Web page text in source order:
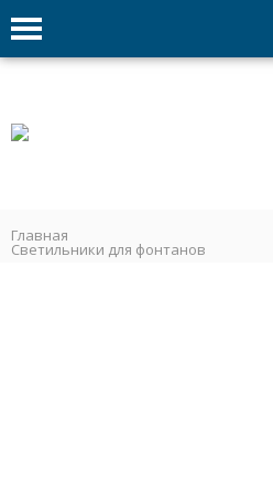
Главная
Светильники для фонтанов